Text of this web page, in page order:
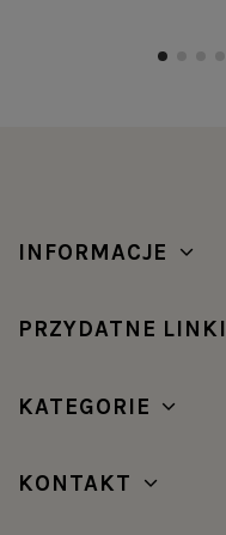
INFORMACJE
PRZYDATNE LINKI
KATEGORIE
KONTAKT